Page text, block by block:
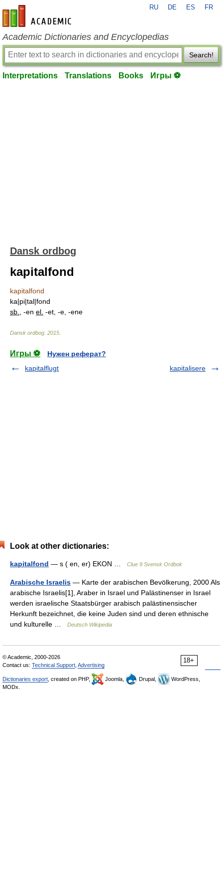
en-academic.com
RU DE ES FR
Academic Dictionaries and Encyclopedias
Search!
Interpretations Translations Books Игры ⚽
Dansk ordbog
kapitalfond
kapitalfond
ka|pi|tal|fond
sb.
, -en el. -et, -e, -ene
Dansk ordbog 2015
Игры ⚽
Нужен реферат?
kapitalflugt
kapitalisere
Look at other dictionaries:
kapitalfond — s ( en, er) EKON … Clue 9 Svensk Ordbok
Arabische Israelis — Karte der arabischen Bevölkerung, 2000 Als
arabische Israelis[1], Araber in Israel und Palästinenser in Israel
werden israelische Staatsbürger arabisch palästinensischer
Herkunft bezeichnet, die keine Juden sind und deren ethnische
und kulturelle …
Deutsch Wikipedia
18+
© Academic, 2000-2026
Contact us: Technical Support Advertising
Dictionaries export , created on PHP, Joomla, Drupal,
WordPress,
MODx.